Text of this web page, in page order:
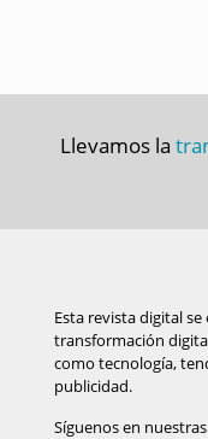
Llevamos la
Esta revista digital
transformación
como tecnología,
publicidad.
Síguenos en